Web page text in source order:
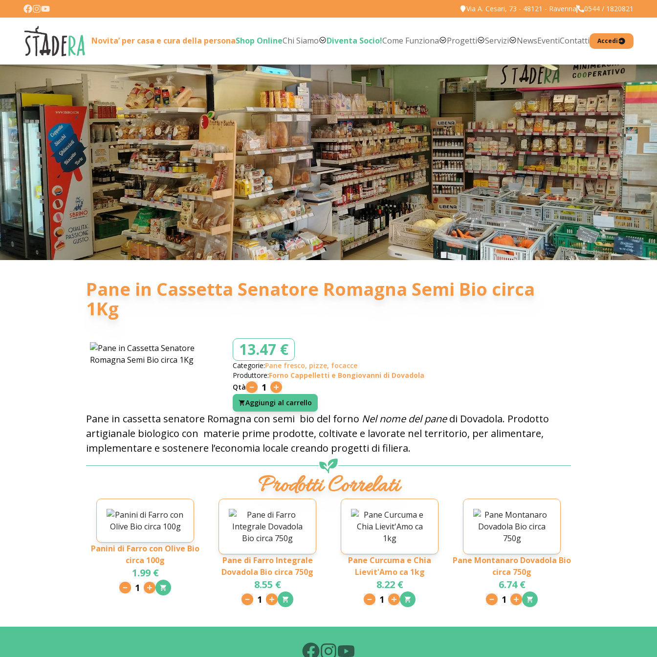
Via A. Cesari, 73 - 48121 - Ravenna 0544 / 1820821
Novita’ per casa e cura della personaShop OnlineChi Siamo Diventa Socio!Come Funziona Progetti Servizi NewsEventiContatti Accedi
Pane in Cassetta Senatore Romagna Semi Bio circa
1Kg
13.47 €
Categorie:Pane fresco, pizze, focacce
Produttore:Forno Cappelletti e Bongiovanni di Dovadola
Qtà
1
Aggiungi al carrello
Pane in cassetta senatore Romagna con semi bio del forno Nel nome del panedi Dovadola. Prodotto
artigianale biologico con materie prime prodotte, coltivate e lavorate nel territorio, per alimentare,
implementare e sostenere l’economia locale creando progetti di filiera.
Prodotti Correlati
Panini di Farro con Olive Bio
circa 100g
1.99 €
1
Pane di Farro Integrale
Dovadola Bio circa 750g
8.55 €
1
Pane Curcuma e Chia
Lievit'Amo ca 1kg
8.22 €
1
Pane Montanaro Dovadola Bio
circa 750g
6.74 €
1